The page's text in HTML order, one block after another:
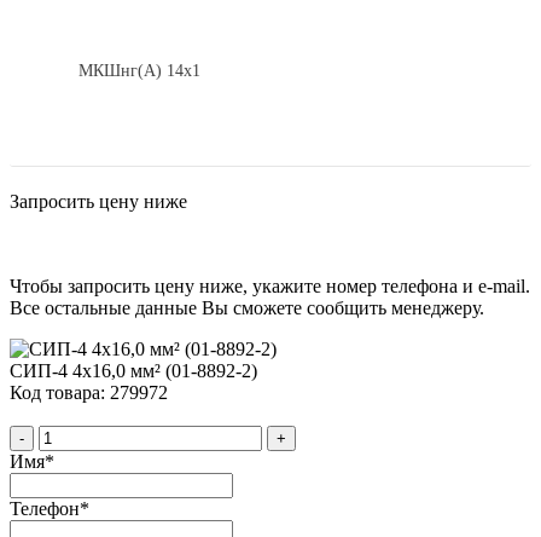
МКШнг(А) 14х1
Запросить цену ниже
Чтобы запросить цену ниже, укажите номер телефона и e-mail.
Все остальные данные Вы сможете сообщить менеджеру.
СИП-4 4х16,0 мм² (01-8892-2)
Код товара: 279972
- +
Имя*
Телефон*